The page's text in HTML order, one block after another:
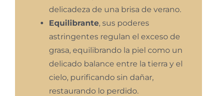
delicadeza de una brisa de verano.
Equilibrante, sus poderes
astringentes regulan el exceso de
grasa, equilibrando la piel como un
delicado balance entre la tierra y el
cielo, purificando sin dañar,
restaurando lo perdido.